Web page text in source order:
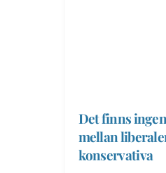
Det finns
mellan
konservativa